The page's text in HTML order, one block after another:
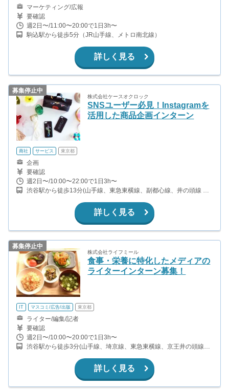
マーケティング/広報
要確認
週2日〜/11:00〜20:00で1日3h〜
駒込駅から徒歩5分（JR山手線、メトロ南北線）
詳しく見る
募集停止中
株式会社ケースオクロック
SNSユーザー必見！Instagramを
活用した商品企画インターン
商社 サービス 東京都
企画
要確認
週2日〜/10:00〜22:00で1日3h〜
渋谷駅から徒歩13分(山手線、東急東横線、副都心線、井の頭線 他)
詳しく見る
募集停止中
株式会社ライフミール
食事・栄養に特化したメディアの
ライターインターン募集！
IT マスコミ/広告/出版 東京都
ライター/編集/記者
要確認
週2日〜/10:00〜20:00で1日3h〜
渋谷駅から徒歩3分(山手線、埼京線、東急東横線、京王井の頭線
詳しく見る